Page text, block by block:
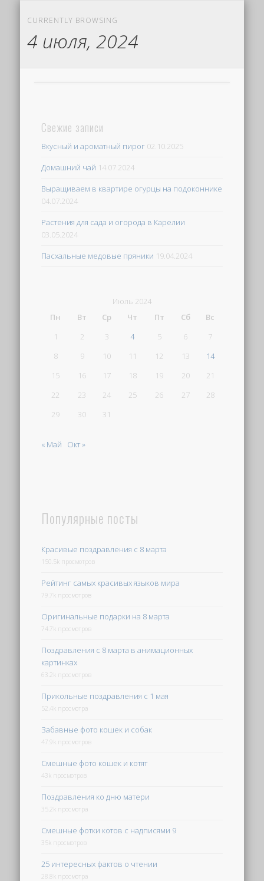
CURRENTLY BROWSING
4 июля, 2024
Свежие записи
Вкусный и ароматный пирог 02.10.2025
Домашний чай 14.07.2024
Выращиваем в квартире огурцы на подоконнике
04.07.2024
Растения для сада и огорода в Карелии
03.05.2024
Пасхальные медовые пряники 19.04.2024
Июль 2024
Пн
Вт Ср Чт Пт Сб
Вс
1
2 3 4 5 6
7
8
9 10 11 12 13
14
15
16 17 18 19 20
21
22
23 24 25 26 27
28
29
30 31
« Май Окт »
Популярные посты
Красивые поздравления с 8 марта
150.5k просмотров
Рейтинг самых красивых языков мира
79.7k просмотров
Оригинальные подарки на 8 марта
74.7k просмотров
Поздравления с 8 марта в анимационных
картинках
63.2k просмотров
Прикольные поздравления с 1 мая
52.4k просмотра
Забавные фото кошек и собак
47.9k просмотров
Смешные фото кошек и котят
43k просмотров
Поздравления ко дню матери
35.2k просмотра
Смешные фотки котов с надписями 9
35k просмотров
25 интересных фактов о чтении
28.8k просмотра